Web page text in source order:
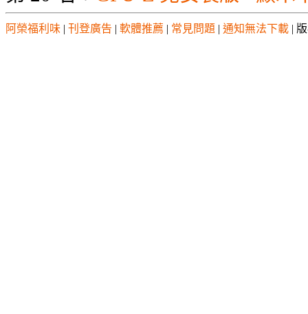
阿榮福利味 | 刊登廣告 | 軟體推薦 | 常見問題 | 通知無法下載 |